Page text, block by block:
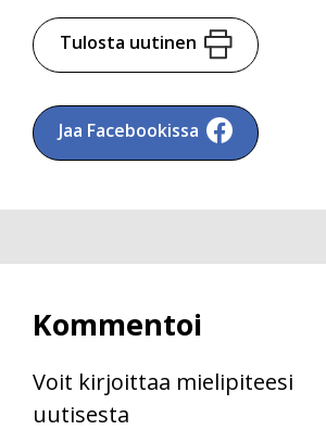
Tulosta uutinen
Jaa Facebookissa
Kommentoi
Voit kirjoittaa mielipiteesi
uutisesta